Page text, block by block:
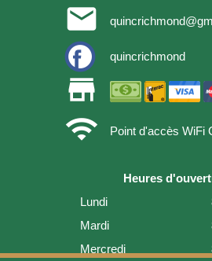
email
quincrichmond
store
wifi
Point d'accès WiFi
Heures
Lundi
Mardi
Mercredi